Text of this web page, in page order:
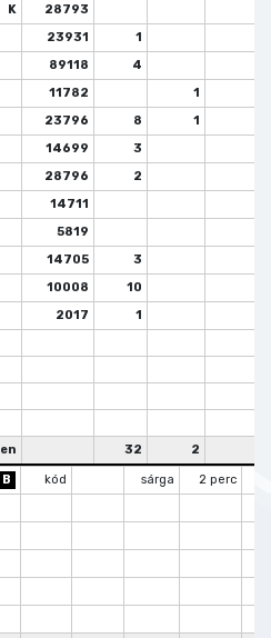
K
28793
23931
1
89118
4
11782 1
23796 8 1
14699
3
28796
2
14711
5819
14705
3
10008
10
2017 1
32 2
B kód sárga 2 perc